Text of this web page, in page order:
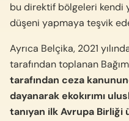
bu direktif bölgeleri kendi
düşeni yapmaya teşvik
Ayrıca Belçika, 2021
tarafından toplanan
tarafından ceza
dayanarak ekokırımı
tanıyan ilk Avrupa Birliği